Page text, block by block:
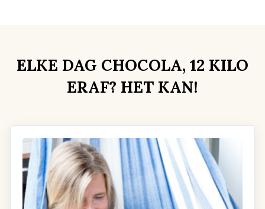
ELKE DAG CHOCOLA, 12 KILO
ERAF? HET KAN!